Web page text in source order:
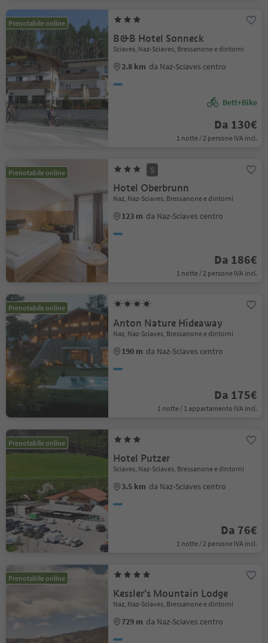
Prenotabile online
B&B Hotel Sonneck
Sciaves, Naz-Sciaves, Bressanone e dintorni
2.8 km da Naz-Sciaves centro
Bett+Bike
Da 130€
1 notte / 2 persone IVA incl.
Prenotabile online S
Hotel Oberbrunn
Naz, Naz-Sciaves, Bressanone e dintorni
123 m da Naz-Sciaves centro
Da 186€
1 notte / 2 persone IVA incl.
Prenotabile online
Anton Nature Hideaway
Naz, Naz-Sciaves, Bressanone e dintorni
190 m da Naz-Sciaves centro
Da 175€
1 notte / 1 appartamento IVA incl.
Prenotabile online
Hotel Putzer
Sciaves, Naz-Sciaves, Bressanone e dintorni
3.5 km da Naz-Sciaves centro
Da 76€
1 notte / 2 persone IVA incl.
Prenotabile online
Kessler's Mountain Lodge
Naz, Naz-Sciaves, Bressanone e dintorni
729 m da Naz-Sciaves centro